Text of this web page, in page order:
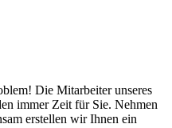
Die Mitarbeiter unseres
immer Zeit für Sie. Nehmen
erstellen wir Ihnen ein